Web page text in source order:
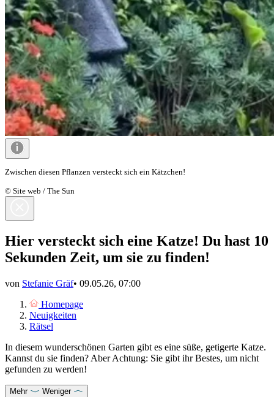
Zwischen diesen Pflanzen versteckt sich ein Kätzchen!
© Site web / The Sun
Hier versteckt sich eine Katze! Du hast 10
Sekunden Zeit, um sie zu finden!
von Stefanie Gräf• 09.05.26, 07:00
Homepage
Neuigkeiten
Rätsel
In diesem wunderschönen Garten gibt es eine süße, getigerte Katze.
Kannst du sie finden? Aber Achtung: Sie gibt ihr Bestes, um nicht
gefunden zu werden!
Mehr Weniger